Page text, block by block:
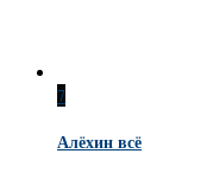
7
Алёхин всё